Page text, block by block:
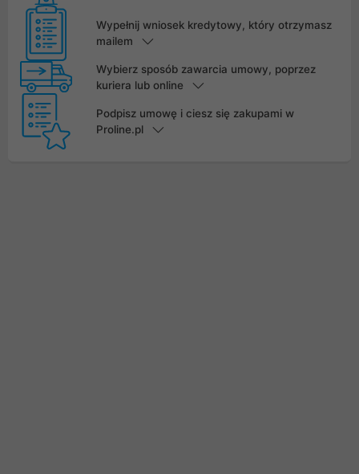
Wypełnij wniosek kredytowy, który otrzymasz
mailem
Wybierz sposób zawarcia umowy, poprzez
kuriera lub online
Podpisz umowę i ciesz się zakupami w
Proline.pl